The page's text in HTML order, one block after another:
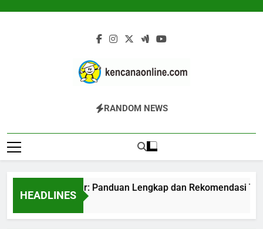
Kencana Online
Jasa Pengelolaan Sampah Kawasan
Dan Industri
RANDOM NEWS
HEADLINES
Mesin Komposter: Panduan Lengkap dan Rekomendasi
5 Jam Ago